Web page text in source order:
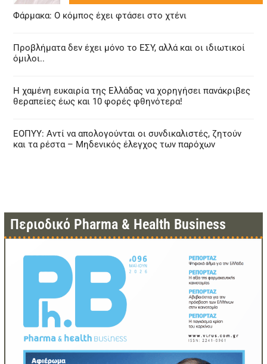
Φάρμακα: Ο κόμπος έχει φτάσει στο χτένι
Προβλήματα δεν έχει μόνο το ΕΣΥ, αλλά και οι ιδιωτικοί
όμιλοι..
Η χαμένη ευκαιρία της Ελλάδας να χορηγήσει πανάκριβες
θεραπείες έως και 10 φορές φθηνότερα!
ΕΟΠΥΥ: Αντί να απολογούνται οι συνδικαλιστές, ζητούν
και τα ρέστα – Μηδενικός έλεγχος των παρόχων
Περιοδικό Pharma & Health Business